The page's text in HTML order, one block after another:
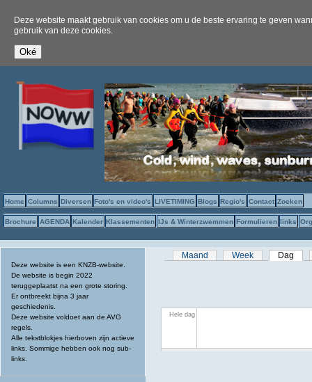
Deze website maakt gebruik van cookies om u de beste ervaring te geven
gebruik van deze cookies.
Home Columns Diversen Foto's en video's LIVETIMING Blogs Regio's Contact Zoeken
Brochure AGENDA Kalender Klassementen IJs & Winterzwemmen Formulieren links
Deze website is een KNZB-website.
De website is begin 2022
teruggeplaatst na een grote storing.
Er ontbreekt bijna 3 jaar
geschiedenis.
Deze website voldoet aan de AVG
regels.
Alle tekstblokjes hierboven zijn actieve
links. Sommige hebben ook nog sub-
links.
Primaire tabs
Maand Week Dag
Hele dag